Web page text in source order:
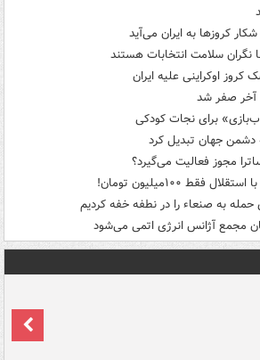
کروزها به ایران می‌آید
کروز اوکراینی علیه ایران
آخر صفر شد
برای نجات کودکی
دشمن جهان تبدیل کرد
ساترا مجوز فعالیت می‌گیرد؟
فقط ۱۰۰میلیون تومان!
به صنعاء را در نطفه خفه کردیم
مجمع آژانس انرژی اتمی می‌شود